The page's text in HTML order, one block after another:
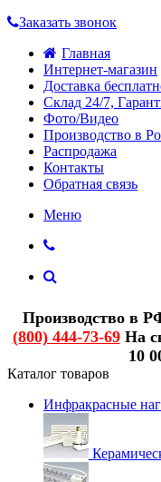
Заказать звонок
Главная
Интернет-магазин
Доставка
Склад 24/7,
Фото/Видео
Производство в
Распродажа
Контакты
Обратная связь
Меню
Производство в
(800) 444-73-69На
10
Каталог товаров
Инфракрасные